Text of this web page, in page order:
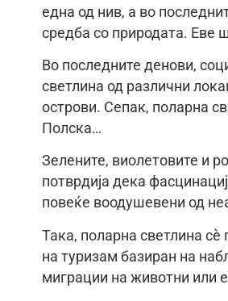
една од нив, а во
средба со природата. Еве
Во последните денови,
светлина од различни
острови. Сепак, поларна
Полска…
Зелените, виолетовите и
потврдија дека
повеќе воодушевени од
Така, поларна светлина сè
на туризам базиран на
миграции на животни или